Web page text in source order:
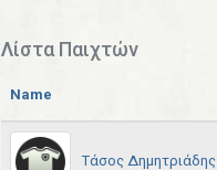
Λίστα Παιχτών
Name
Τάσος Δημητριάδης